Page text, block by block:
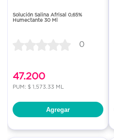
Solución Salina Afrisal 0,65%
Humectante 30 Ml
0
47.200
PUM: $ 1,573.33 ML
Agregar